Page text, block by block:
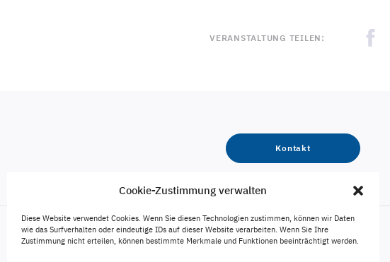
Cookie-Zustimmung verwalten
Diese Website verwendet Cookies. Wenn Sie diesen Technologien zustimmen, können wir Daten
wie das Surfverhalten oder eindeutige IDs auf dieser Website verarbeiten. Wenn Sie Ihre
Zustimmung nicht erteilen, können bestimmte Merkmale und Funktionen beeinträchtigt werden.
VERANSTALTUNG TEILEN:
Kontakt